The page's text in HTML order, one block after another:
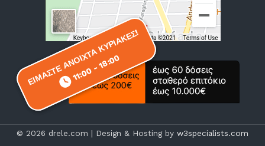
ΕΙΜΑΣΤΕ ΑΝΟΙΧΤΑ ΚΥΡΙΑΚΕΣ!
11:00 - 18:00
ΕΙΜΑΣΤΕ ΑΝΟΙΧΤΑ ΚΥΡΙΑΚΕΣ!
11:00 - 18:00
© 2026 drele.com | Design & Hosting by w3specialists.com